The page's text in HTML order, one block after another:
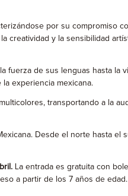
por su compromiso
creatividad y la sensibilidad
fuerza de sus lenguas hasta la
experiencia mexicana.
transportando a la
Desde el norte hasta el
La entrada es gratuita con
a partir de los 7 años de edad.